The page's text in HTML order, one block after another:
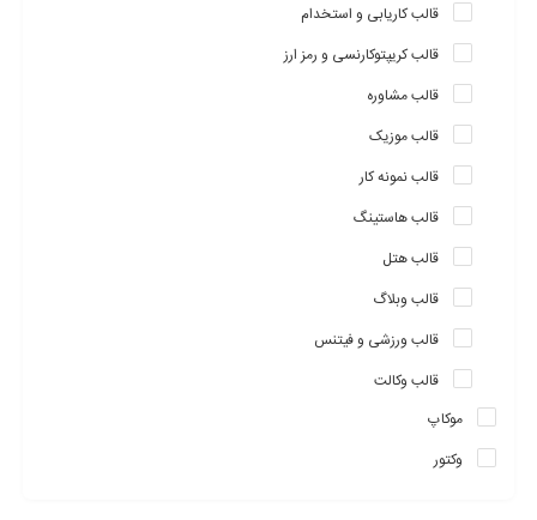
قالب کاریابی و استخدام
قالب کریپتوکارنسی و رمز ارز
قالب مشاوره
قالب موزیک
قالب نمونه کار
قالب هاستینگ
قالب هتل
قالب وبلاگ
قالب ورزشی و فیتنس
قالب وکالت
موکاپ
وکتور